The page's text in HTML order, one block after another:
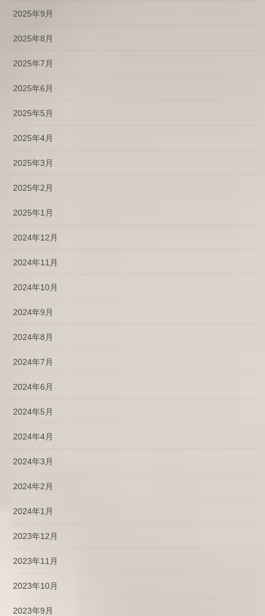
2025年9月
2025年8月
2025年7月
2025年6月
2025年5月
2025年4月
2025年3月
2025年2月
2025年1月
2024年12月
2024年11月
2024年10月
2024年9月
2024年8月
2024年7月
2024年6月
2024年5月
2024年4月
2024年3月
2024年2月
2024年1月
2023年12月
2023年11月
2023年10月
2023年9月